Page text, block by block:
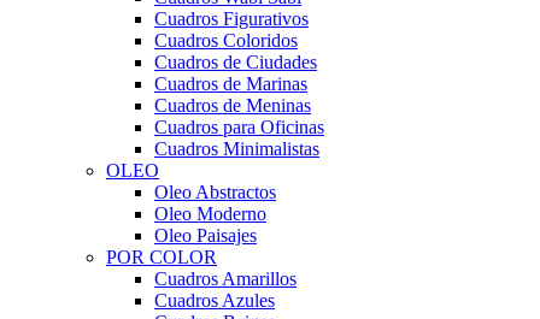
Cuadros Figurativos
Cuadros Coloridos
Cuadros de Ciudades
Cuadros de Marinas
Cuadros de Meninas
Cuadros para Oficinas
Cuadros Minimalistas
OLEO
Oleo Abstractos
Oleo Moderno
Oleo Paisajes
POR COLOR
Cuadros Amarillos
Cuadros Azules